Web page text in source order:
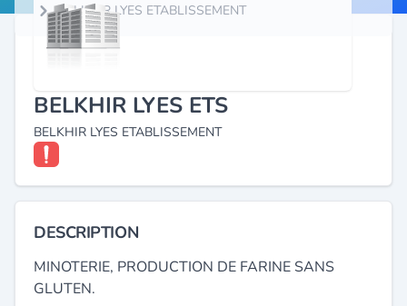
BELKHIR LYES ETABLISSEMENT
BELKHIR LYES ETS
BELKHIR LYES ETABLISSEMENT
DESCRIPTION
MINOTERIE, PRODUCTION DE FARINE SANS
GLUTEN.